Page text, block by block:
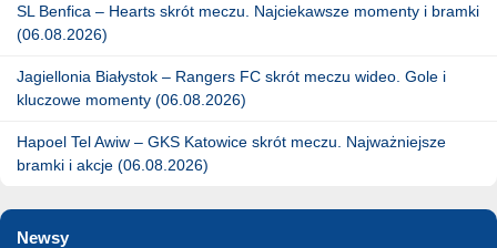
SL Benfica – Hearts skrót meczu. Najciekawsze momenty i bramki
(06.08.2026)
Jagiellonia Białystok – Rangers FC skrót meczu wideo. Gole i
kluczowe momenty (06.08.2026)
Hapoel Tel Awiw – GKS Katowice skrót meczu. Najważniejsze
bramki i akcje (06.08.2026)
Newsy